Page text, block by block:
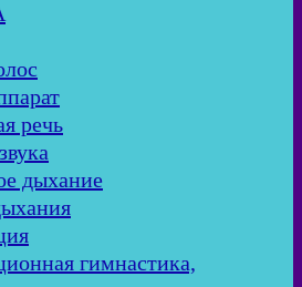
речь
дыхание
гимнастика,